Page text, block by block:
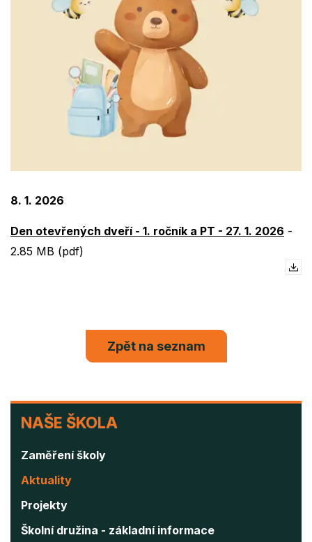
NAŠE
ŠKOLA
NAŠE ŠKOLA
Zaměření školy
Aktuality
Projekty
Školní družina - základní informace
8. 1. 2026
Den otevřených dveří - 1. ročník a PT - 27. 1. 2026 -
2.85 MB (pdf)
Zpět na seznam